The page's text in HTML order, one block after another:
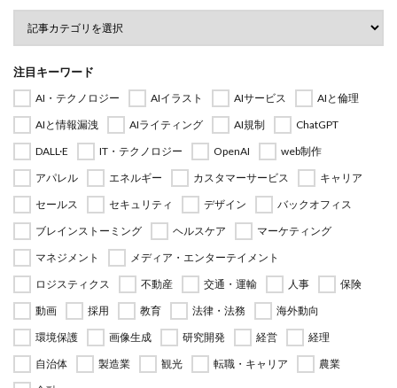
注目キーワード
AI・テクノロジー AIイラスト AIサービス
AIと倫理
AIと情報漏洩
AIライティング AI規制
ChatGPT
DALL·E
IT・テクノロジー OpenAI
web制作
アパレル
エネルギー カスタマーサービス
キャリア
セールス
セキュリティ デザイン
バックオフィス
ブレインストーミング
ヘルスケア
マーケティング
マネジメント
メディア・エンターテイメント
ロジスティクス
不動産 交通・運輸 人事
保険
動画
採用 教育 法律・法務
海外動向
環境保護
画像生成 研究開発 経営
経理
自治体
製造業 観光 転職・キャリア
農業